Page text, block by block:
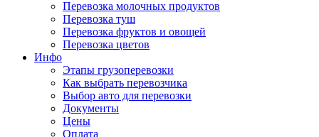
Перевозка молочных продуктов
Перевозка туш
Перевозка фруктов и овощей
Перевозка цветов
Инфо
Этапы грузоперевозки
Как выбрать перевозчика
Выбор авто для перевозки
Документы
Цены
Оплата